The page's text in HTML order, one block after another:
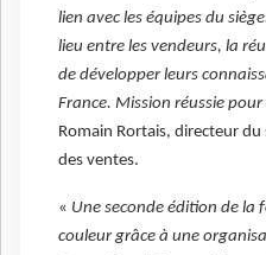
lien avec les équipes du
lieu entre les vendeurs, la
de développer leurs
France. Mission réussie
Romain Rortais, directeur
des ventes.
« Une seconde édition de la
couleur grâce à une